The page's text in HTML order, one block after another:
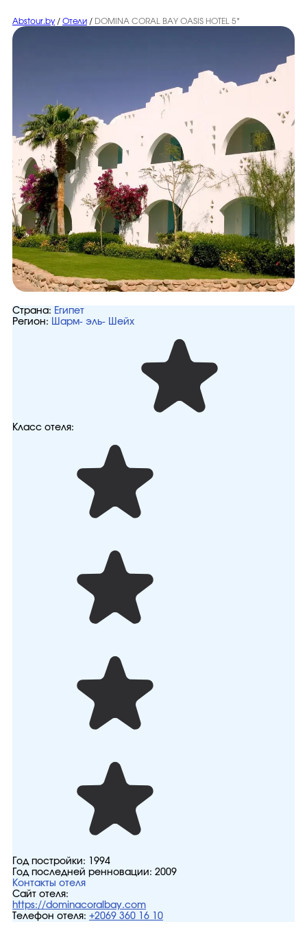
Abstour.by / Отели / DOMINA CORAL BAY OASIS HOTEL 5*
Страна: Египет
Регион: Шарм- эль- Шейх
Класс отеля:
Год постройки:
1994
Год последней ренновации: 2009
Контакты отеля
Сайт отеля:
https://dominacoralbay.com
Телефон отеля: +2069 360 16 10